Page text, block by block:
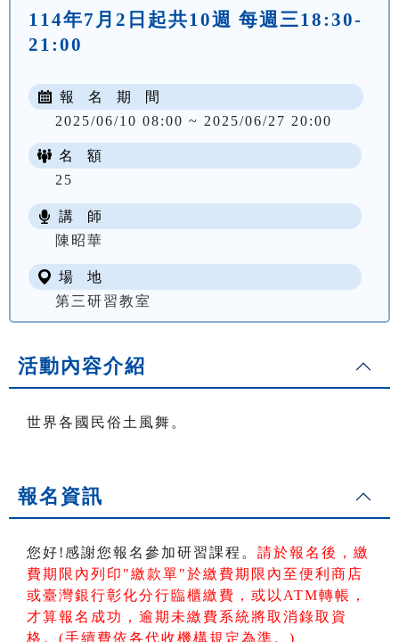
114年7月2日起共10週 每週三18:30-
21:00
報 名 期 間
2025/06/10 08:00 ~ 2025/06/27 20:00
名 額
25
講 師
陳昭華
場 地
第三研習教室
活動內容介紹
世界各國民俗土風舞。
報名資訊
您好!感謝您報名參加研習課程。 請於報名後，繳
費期限內列印"繳款單"於繳費期限內至便利商店
或臺灣銀行彰化分行臨櫃繳費，或以ATM轉帳 ，
才算報名成功，逾期未繳費系統將取消錄取資
格。(手續費依各代收機構規定為準。)